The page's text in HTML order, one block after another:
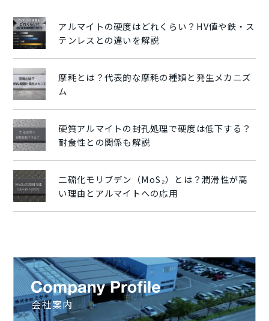
アルマイトの硬度はどれくらい？HV値や鉄・ス
テンレスとの違いを解説
摩耗とは？代表的な摩耗の種類と発生メカニズ
ム
硬質アルマイトの封孔処理で硬度は低下する？
耐食性との関係も解説
二硫化モリブデン（MoS₂）とは？潤滑性が高
い理由とアルマイトへの応用
会社案内